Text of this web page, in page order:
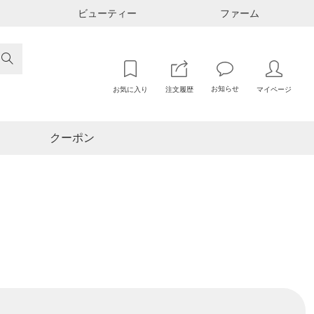
ビューティー ファーム

お気に入り 注文履歴 お知らせ マイページ
クーポン